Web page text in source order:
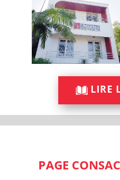
LIRE
PAGE